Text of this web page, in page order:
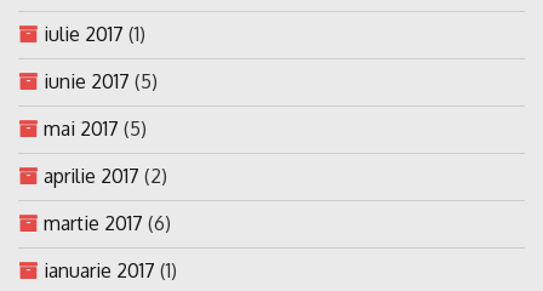
iulie 2017 (1)
iunie 2017 (5)
mai 2017 (5)
aprilie 2017 (2)
martie 2017 (6)
ianuarie 2017 (1)